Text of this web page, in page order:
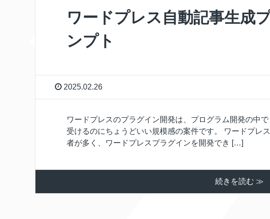
ワードプレス自動記事生成
ンプト
2025.02.26
ワードプレスのプラグイン開発は、プログラム開発の中
受けるのにちょうどいい規模感の案件です。 ワードプレ
者が多く、ワードプレスプラグインを開発でき […]
続きを読む ≫